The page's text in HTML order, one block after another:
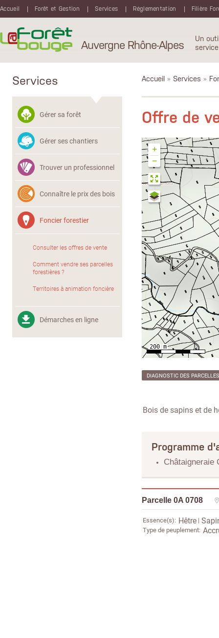
Accueil
Forêt et Gestion Services Réglementation Filière
Auvergne Rhône-Alpes
Un
Services
Gérer sa forêt
Gérer ses chantiers
Trouver un professionnel
Connaître le prix des bois
Foncier forestier
Consulter les offres de vente
Comment vendre ses parcelles
forestières ?
Territoires à animation foncière
Démarches en ligne
Accueil » Services »
Offre de
+
−
DIAGNOSTIC DES PARCELLES
Bois de sapins et de
Programme
Châtaigneraie
Parcelle 0A 0708
Essence(s) Hêtre
Type de peuplement